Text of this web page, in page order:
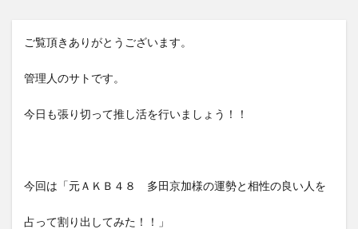
ご覧頂きありがとうございます。
管理人のサトです。
今日も張り切って推し活を行いましょう！！
今回は「元ＡＫＢ４８ 多田京加様の運勢と相性の良い人を
占って割り出してみた！！」